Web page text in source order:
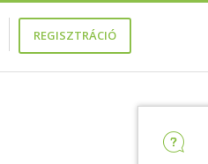
REGISZTRÁCIÓ